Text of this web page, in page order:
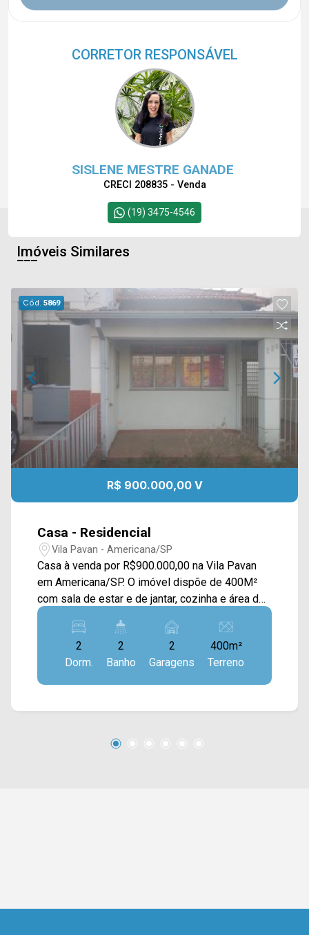
CORRETOR RESPONSÁVEL
SISLENE MESTRE GANADE
CRECI 208835 - Venda
(19) 3475-4546
Imóveis Similares
Cód.5869
R$ 900.000,00 V
Casa - Residencial
Vila Pavan - Americana/SP
Casa à venda por R$900.000,00 na Vila Pavan
em Americana/SP. O imóvel dispõe de 400M²
com sala de estar e de jantar, cozinha e área de
serviço. E também um salão comercial na frente.
> 02 dormitórios; > 02 banheiros sociais; > 02
vagas de garagem. Localizado em um excelente
ponto comercial, este imóvel estar rodeado de
diversos outros comércios para atividades
postos de saúde, escolas, bancos, restaurantes
equipe de vendas e agende a sua visita!!
2
Dorm.
2
Banho
2
Garagens
400m²
Terreno